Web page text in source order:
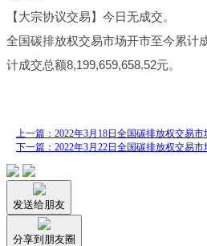
【大宗协议交易】今日无成交。
全国碳排放权交易市场开市至今累计
计成交总额8,199,659,658.52元。
上一篇：2022年3月18日全国碳排放权交易
下一篇：2022年3月22日全国碳排放权交易
发送给朋友
分享到朋友圈